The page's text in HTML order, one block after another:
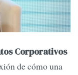
Corporativos
de cómo una